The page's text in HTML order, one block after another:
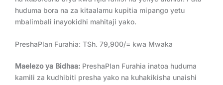
huduma bora na za kitaalamu kupitia mipango yetu
mbalimbali inayokidhi mahitaji yako.
PreshaPlan Furahia: TSh. 79,900/= kwa Mwaka
Maelezo ya Bidhaa: PreshaPlan Furahia inatoa huduma
kamili za kudhibiti presha yako na kuhakikisha unaishi